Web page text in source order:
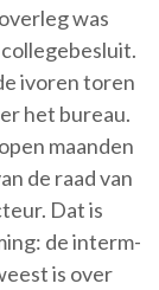
was
ivoren toren
het bureau.
maanden
de raad van
Dat is
de interm-
is over